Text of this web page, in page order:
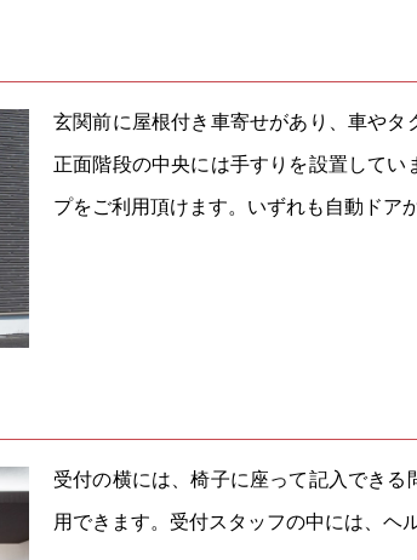
玄関前に屋根付き車寄せがあり、車やタ
正面階段の中央には手すりを設置して
プをご利用頂けます。いずれも自動ドア
受付の横には、椅子に座って記入できる
用できます。受付スタッフの中には、ヘ